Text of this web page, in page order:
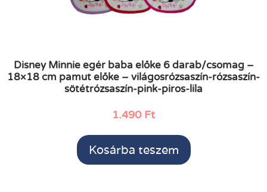
Disney Minnie egér baba előke 6 darab/csomag –
18×18 cm pamut előke – világosrózsaszín-rózsaszín-
sötétrózsaszín-pink-piros-lila
1.490 Ft
Kosárba teszem